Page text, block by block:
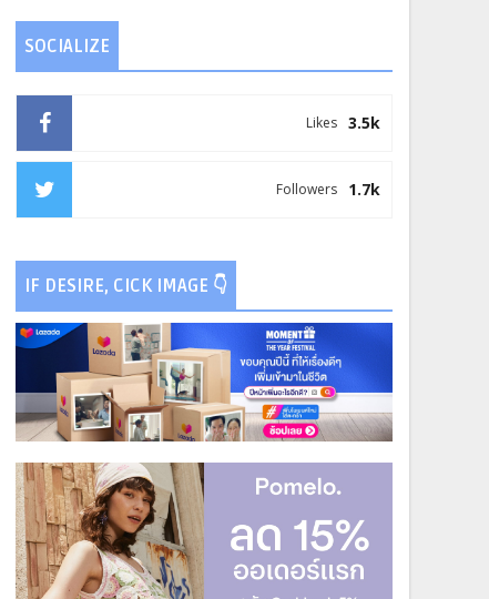
SOCIALIZE
3.5k
Likes
1.7k
Followers
IF DESIRE, CICK IMAGE 👇